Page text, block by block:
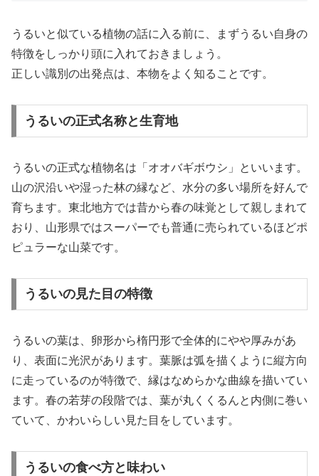
うるいと似ている植物の話に入る前に、まずうるい自身の
特徴をしっかり頭に入れておきましょう。
正しい識別の出発点は、本物をよく知ることです。
うるいの正式名称と生育地
うるいの正式な植物名は「オオバギボウシ」といいます。
山の沢沿いや湿った林の縁など、水分の多い場所を好んで
育ちます。東北地方では昔から春の味覚として親しまれて
おり、山形県ではスーパーでも普通に売られているほどポ
ピュラーな山菜です。
うるいの見た目の特徴
うるいの葉は、卵形から楕円形で全体的にやや厚みがあ
り、表面に光沢があります。葉脈は弧を描くように縦方向
に走っているのが特徴で、縁はなめらかな曲線を描いてい
ます。春の若芽の段階では、葉が丸くくるんと内側に巻い
ていて、かわいらしい見た目をしています。
うるいの食べ方と味わい